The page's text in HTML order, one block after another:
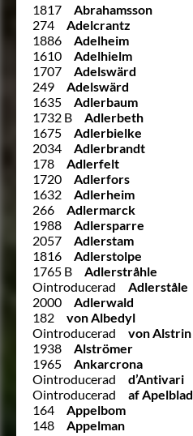
1817
Abrahamsson
274
Adelcrantz
1886
Adelheim
1610
Adelhielm
1707
Adelswärd
249
Adelswärd
1635
Adlerbaum
1732 B
Adlerbeth
1675
Adlerbielke
2034
Adlerbrandt
178
Adlerfelt
1720
Adlerfors
1632
Adlerheim
266
Adlermarck
1988
Adlersparre
2057
Adlerstam
1816
Adlerstolpe
1765 B
Adlerstråhle
Ointroducerad
Adlerståle
2000
Adlerwald
182
von Albedyl
Ointroducerad
von Alstrin
1938
Alströmer
1965
Ankarcrona
Ointroducerad
d’Antivari
Ointroducerad
af Apelblad
164
Appelbom
148
Appelman